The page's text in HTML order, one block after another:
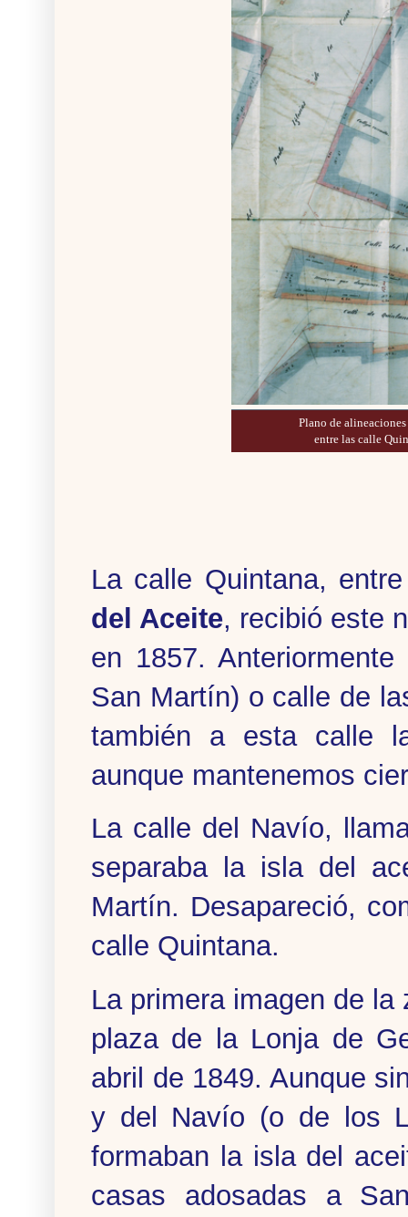
Plano de
entre las calle
La calle Quintana,
del Aceite, recibió este
en 1857.
San Martín) o calle de
también a esta calle
aunque mantenemos
La calle del Navío,
separaba la isla del
Martín. Desapareció,
calle Quintana.
La primera imagen de
plaza de la Lonja de
abril de 1849. Aunque
y del Navío (o de los
formaban la isla del
casas adosadas a